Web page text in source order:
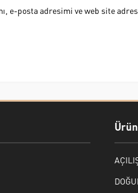
e-posta adresimi ve web site